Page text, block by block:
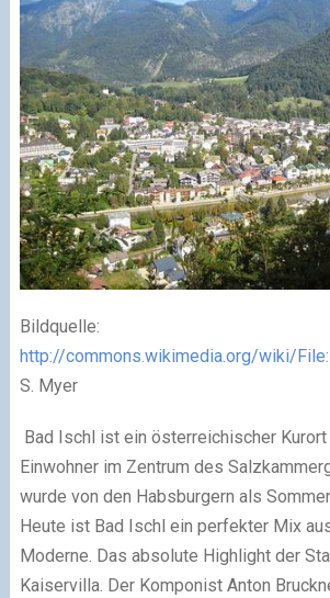
Bildquelle:
http://commons.wikimedia.org/wiki/
S. Myer
Bad Ischl ist ein österreichischer
Einwohner im Zentrum des
wurde von den Habsburgern als
Heute ist Bad Ischl ein perfekter Mix
Moderne. Das absolute Highlight der
Kaiservilla. Der Komponist Anton